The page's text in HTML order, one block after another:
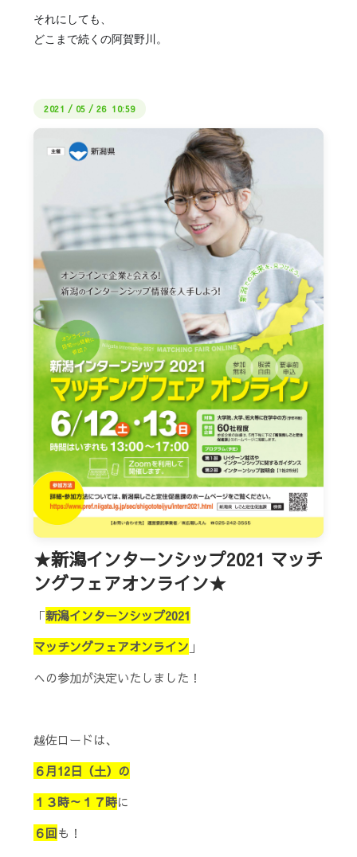
それにしても、
どこまで続くの阿賀野川。
2021 / 05 / 26 10:59
★新潟インターンシップ2021 マッチ
ングフェアオンライン★
「新潟インターンシップ2021
マッチングフェアオンライン 」
への参加が決定いたしました！
越佐ロードは、
６月12日（土）の
１３時～１７時に
６回も！